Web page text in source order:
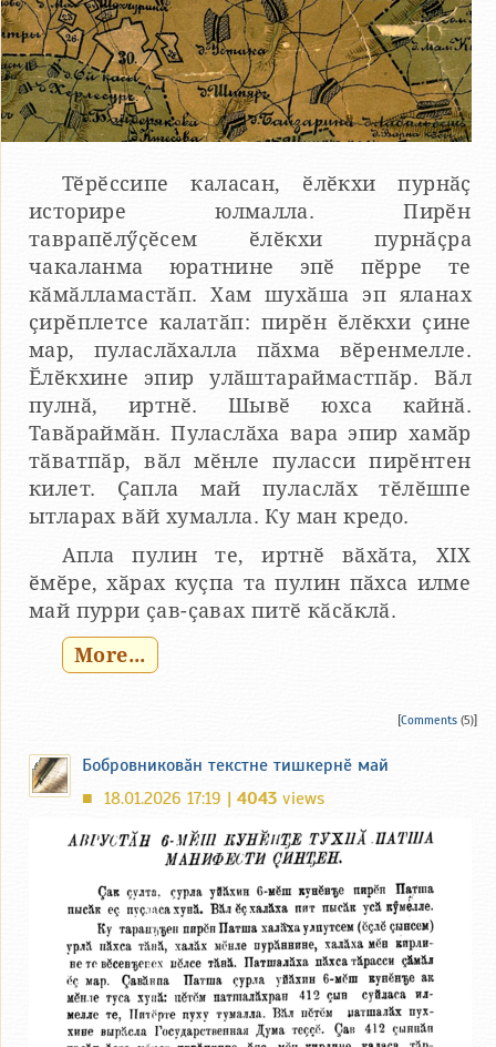
Тӗрӗссипе каласан, ӗлӗкхи пурнӑҫ
историре юлмалла. Пирӗн
таврапӗлӳҫӗсем ӗлӗкхи пурнӑҫра
чакаланма юратнине эпӗ пӗрре те
кӑмӑлламастӑп. Хам шухӑша эп яланах
ҫирӗплетсе калатӑп: пирӗн ӗлӗкхи ҫине
мар, пуласлӑхалла пӑхма вӗренмелле.
Ӗлӗкхине эпир улӑштараймастпӑр. Вӑл
пулнӑ, иртнӗ. Шывӗ юхса кайнӑ.
Тавӑраймӑн. Пуласлӑха вара эпир хамӑр
тӑватпӑр, вӑл мӗнле пуласси пирӗнтен
килет. Ҫапла май пуласлӑх тӗлӗшпе
ытларах вӑй хумалла. Ку ман кредо.
Апла пулин те, иртнӗ вӑхӑта, XIX
ӗмӗре, хӑрах куҫпа та пулин пӑхса илме
май пурри ҫав-ҫавах питӗ кӑсӑклӑ.
More...
[Comments (5)]
Бобровниковӑн текстне тишкернӗ май
■ 18.01.2026 17:19 | 4043 views